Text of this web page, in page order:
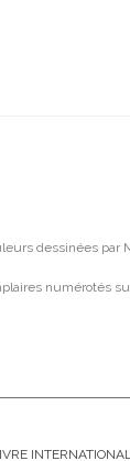
dessinées par
numérotés